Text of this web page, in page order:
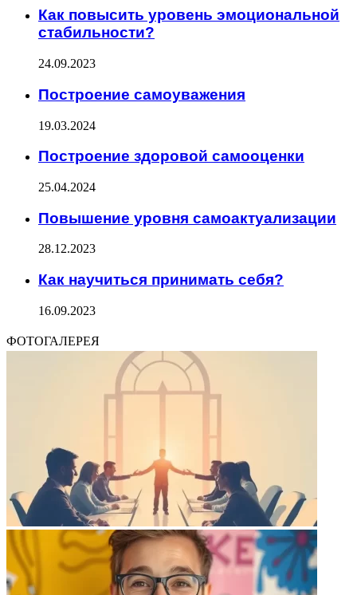
Как повысить уровень эмоциональной
стабильности?
24.09.2023
Построение самоуважения
19.03.2024
Построение здоровой самооценки
25.04.2024
Повышение уровня самоактуализации
28.12.2023
Как научиться принимать себя?
16.09.2023
ФОТОГАЛЕРЕЯ